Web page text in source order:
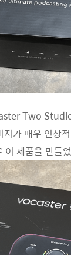
Two
지가 매우 인
제품을 만들